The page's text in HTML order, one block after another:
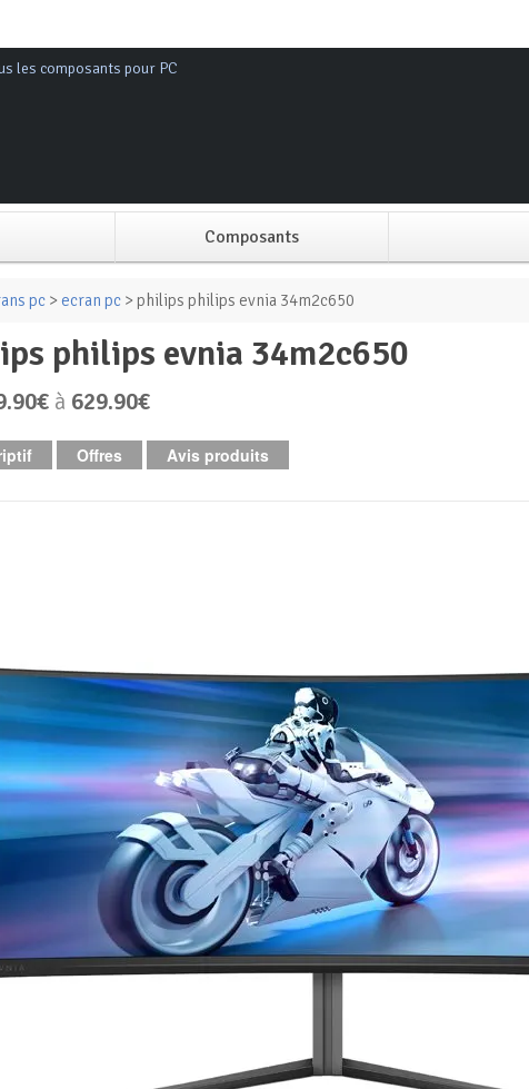
les composants pour PC
Composants
Alimentation PC
Boitier PC
Carte graphique
Carte mère
Disque SSD
pc > ecran pc > philips philips evnia 34m2c650
philips evnia 34m2c650
à 629.90€
Offres Avis produits